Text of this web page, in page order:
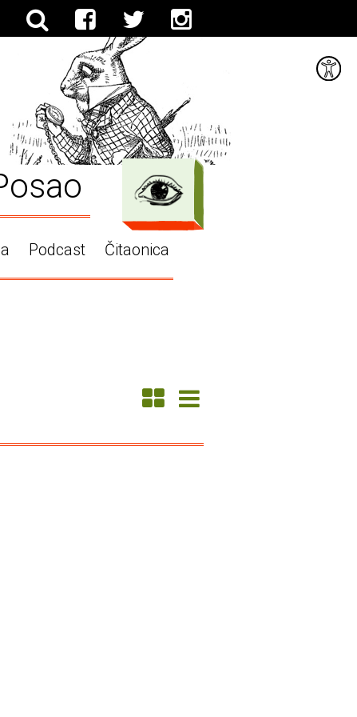
Podcast Čitaonica